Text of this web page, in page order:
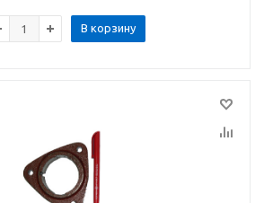
В корзину